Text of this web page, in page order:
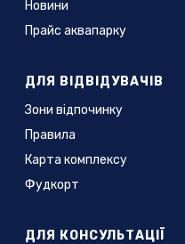
Новини
Прайс аквапарку
ДЛЯ ВІДВІДУВАЧІВ
Зони відпочинку
Правила
Карта комплексу
Фудкорт
ДЛЯ КОНСУЛЬТАЦІЇ